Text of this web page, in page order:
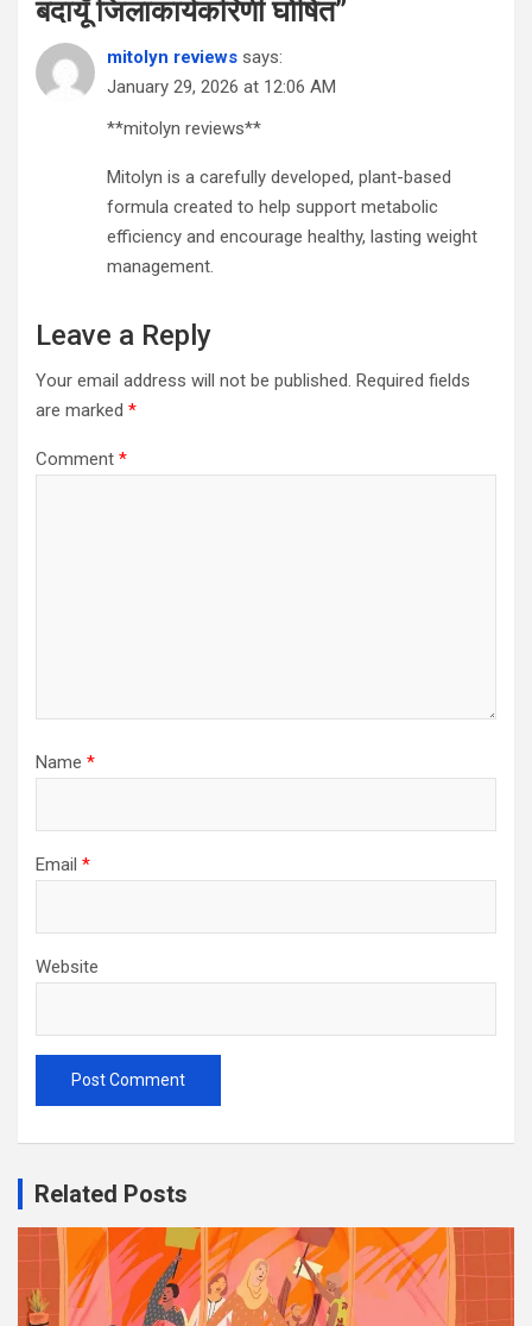
बदायूँ जिलाकार्यकरिणी घोषित”
mitolyn reviews says:
January 29, 2026 at 12:06 AM
**mitolyn reviews**
Mitolyn is a carefully developed, plant-based
formula created to help support metabolic
efficiency and encourage healthy, lasting weight
management.
Leave a Reply
Your email address will not be published. Required fields
are marked *
Comment *
Name *
Email *
Website
Related Posts